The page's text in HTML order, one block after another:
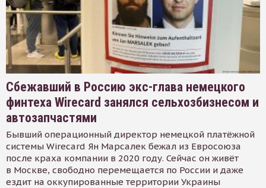
Сбежавший в Россию экс-глава немецкого
финтеха Wirecard занялся сельхозбизнесом и
автозапчастями
Бывший операционный директор немецкой платёжной
системы Wirecard Ян Марсалек бежал из Евросоюза
после краха компании в 2020 году. Сейчас он живёт
в Москве, свободно перемещается по России и даже
ездит на оккупированные территории Украины